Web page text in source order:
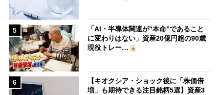
5
「AI・半導体関連が“本命”であること
に変わりはない」資産20億円超の90歳
現役トレー…
6
【キオクシア・ショック後に「株価倍
増」も期待できる注目銘柄5選】資産3